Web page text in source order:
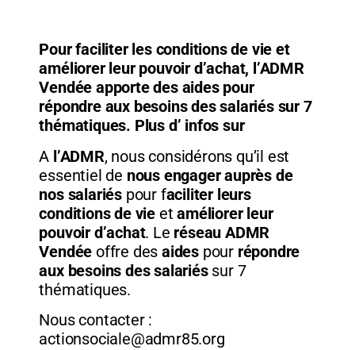
Pour faciliter les conditions de vie et
améliorer leur pouvoir d’achat, l’ADMR
Vendée apporte des aides pour
répondre aux besoins des salariés sur 7
thématiques. Plus d’ infos sur
A l’ADMR, nous considérons qu’il est
essentiel de nous engager auprès de
nos salariés pour faciliter leurs
conditions de vie etaméliorer leur
pouvoir d’achat. Le réseau ADMR
Vendée offre desaides pour répondre
aux besoins des salariéssur 7
thématiques.
Nous contacter :
actionsociale@admr85.org